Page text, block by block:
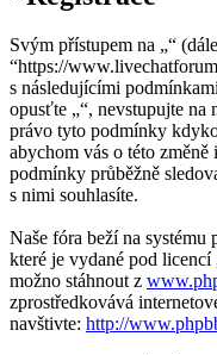
Svým přístupem na „“
“https://
s následujícími
opusťte „“, nevstupujte na
právo tyto podmínky
abychom vás o této
podmínky průběžně
s nimi souhlasíte.
Naše fóra beží na
které je vydané pod licencí
možno stáhnout z
zprostředkovává
navštivte: http://